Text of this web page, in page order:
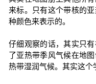
来标。只有这个带核的
种颜色来表示的。
仔细观察的话，其实只
了亚热带季风气候在地
热带湿润气候。其实这个